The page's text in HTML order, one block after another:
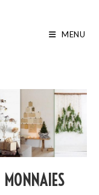
MENU
MONNAIES